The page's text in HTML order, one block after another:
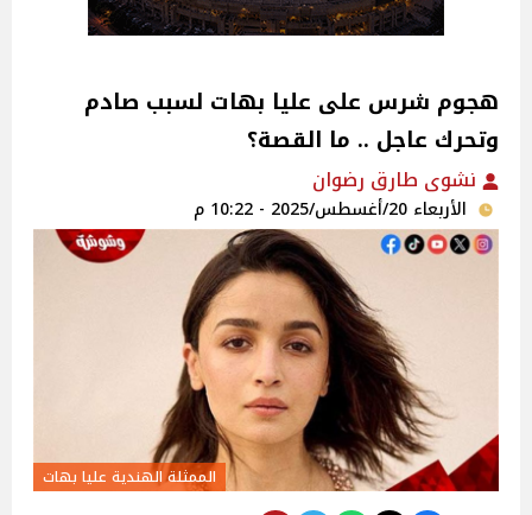
هجوم شرس على عليا بهات لسبب صادم
وتحرك عاجل .. ما القصة؟
نشوى طارق رضوان
الأربعاء 20/أغسطس/2025 - 10:22 م
الممثلة الهندية عليا بهات